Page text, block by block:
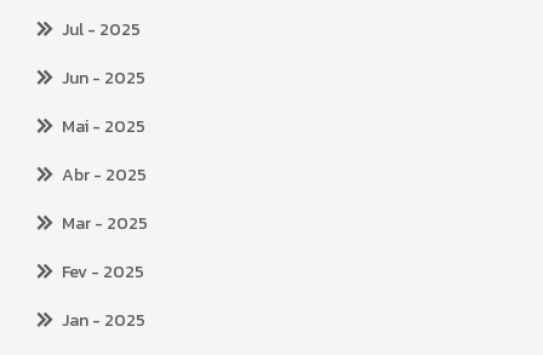
Jul- 2025
Jun- 2025
Mai- 2025
Abr- 2025
Mar- 2025
Fev- 2025
Jan- 2025